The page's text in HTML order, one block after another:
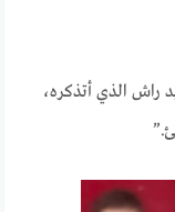
راش الذي أتذكره،